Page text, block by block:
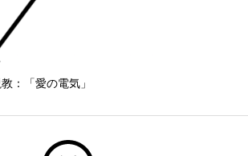
：「愛の電気」